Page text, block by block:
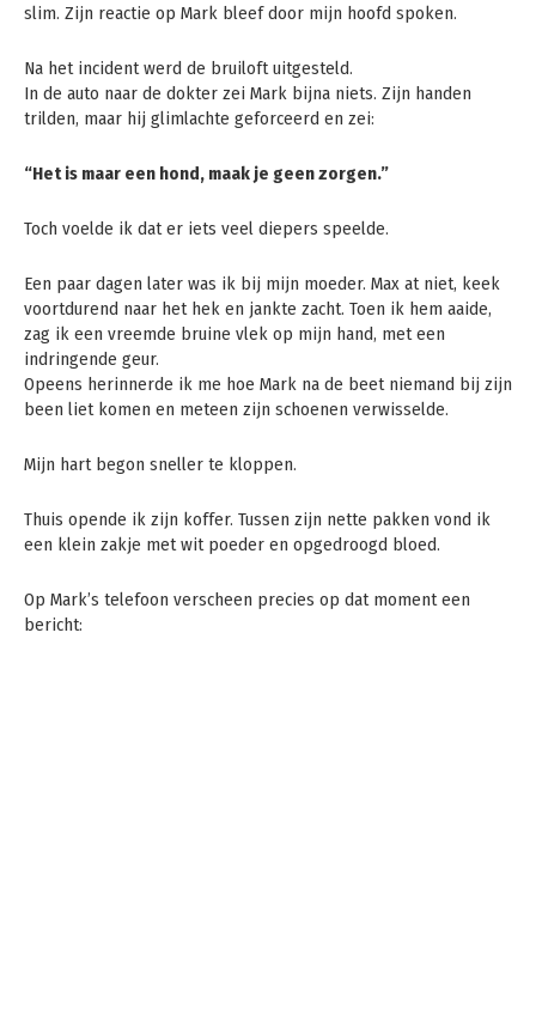
slim. Zijn reactie op Mark bleef door mijn hoofd spoken.
Na het incident werd de bruiloft uitgesteld.
In de auto naar de dokter zei Mark bijna niets. Zijn handen
trilden, maar hij glimlachte geforceerd en zei:
“Het is maar een hond, maak je geen zorgen.”
Toch voelde ik dat er iets veel diepers speelde.
Een paar dagen later was ik bij mijn moeder. Max at niet, keek
voortdurend naar het hek en jankte zacht. Toen ik hem aaide,
zag ik een vreemde bruine vlek op mijn hand, met een
indringende geur.
Opeens herinnerde ik me hoe Mark na de beet niemand bij zijn
been liet komen en meteen zijn schoenen verwisselde.
Mijn hart begon sneller te kloppen.
Thuis opende ik zijn koffer. Tussen zijn nette pakken vond ik
een klein zakje met wit poeder en opgedroogd bloed.
Op Mark’s telefoon verscheen precies op dat moment een
bericht: